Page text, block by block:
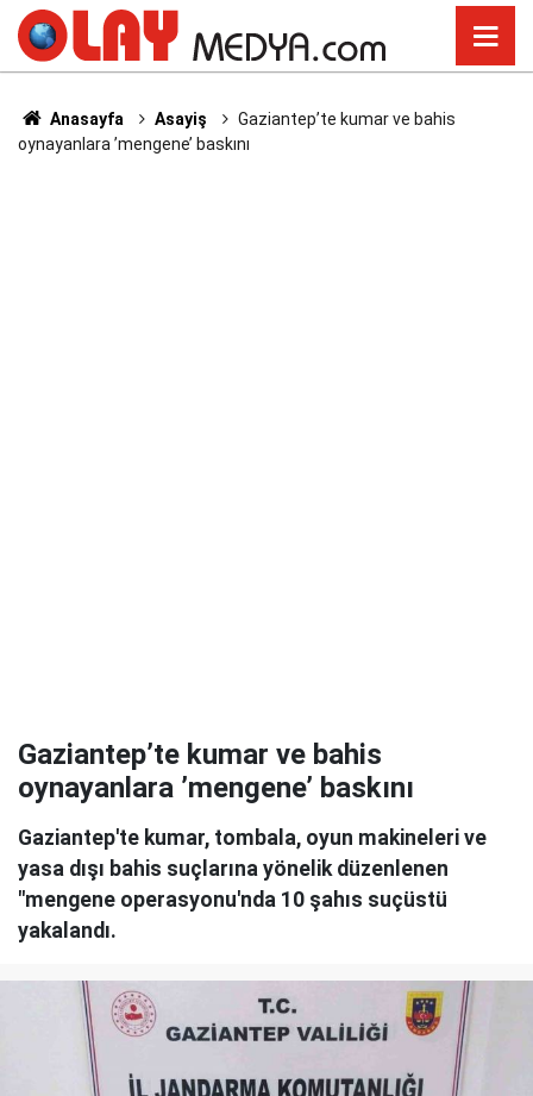
Anasayfa Asayiş
Gaziantep’te kumar ve bahis
oynayanlara ’mengene’ baskını
Gaziantep’te kumar ve bahis
oynayanlara ’mengene’ baskını
Gaziantep'te kumar, tombala, oyun makineleri ve
yasa dışı bahis suçlarına yönelik düzenlenen
"mengene operasyonu'nda 10 şahıs suçüstü
yakalandı.